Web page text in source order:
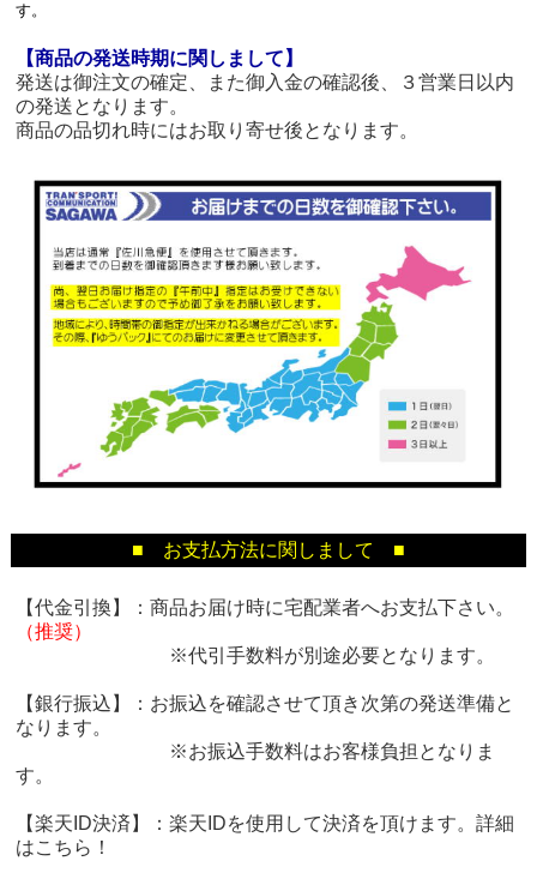
す。
【商品の発送時期に関しまして】
発送は御注文の確定、また御入金の確認後、３営業日以内
の発送となります。
商品の品切れ時にはお取り寄せ後となります。
■ お支払方法に関しまして ■
【代金引換】：商品お届け時に宅配業者へお支払下さい。
（推奨）
※代引手数料が別途必要となります。
【銀行振込】：お振込を確認させて頂き次第の発送準備と
なります。
※お振込手数料はお客様負担となりま
す。
【楽天ID決済】：楽天IDを使用して決済を頂けます。詳細
はこちら！